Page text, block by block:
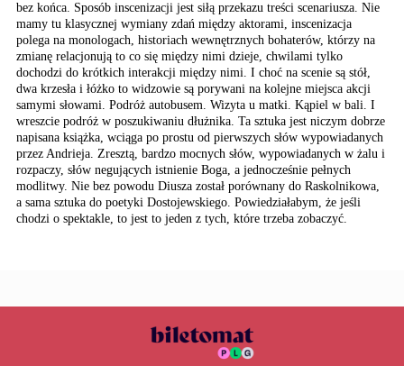
bez końca. Sposób inscenizacji jest siłą przekazu treści scenariusza. Nie
mamy tu klasycznej wymiany zdań między aktorami, inscenizacja
polega na monologach, historiach wewnętrznych bohaterów, którzy na
zmianę relacjonują to co się między nimi dzieje, chwilami tylko
dochodzi do krótkich interakcji między nimi. I choć na scenie są stół,
dwa krzesła i łóżko to widzowie są porywani na kolejne miejsca akcji
samymi słowami. Podróż autobusem. Wizyta u matki. Kąpiel w bali. I
wreszcie podróż w poszukiwaniu dłużnika. Ta sztuka jest niczym dobrze
napisana książka, wciąga po prostu od pierwszych słów wypowiadanych
przez Andrieja. Zresztą, bardzo mocnych słów, wypowiadanych w żalu i
rozpaczy, słów negujących istnienie Boga, a jednocześnie pełnych
modlitwy. Nie bez powodu Diusza został porównany do Raskolnikowa,
a sama sztuka do poetyki Dostojewskiego. Powiedziałabym, że jeśli
chodzi o spektakle, to jest to jeden z tych, które trzeba zobaczyć.